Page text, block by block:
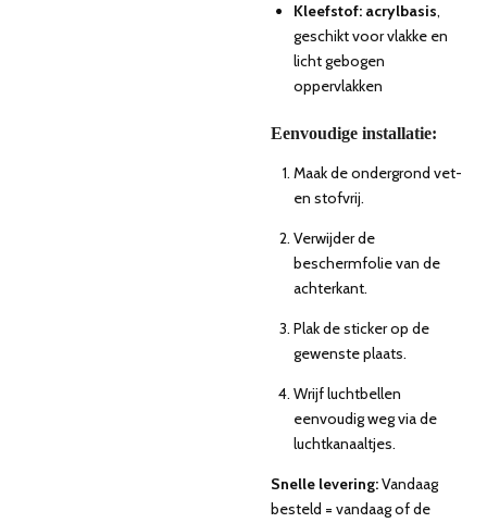
Kleefstof: acrylbasis,
geschikt voor vlakke en
licht gebogen
oppervlakken
Eenvoudige installatie:
Maak de ondergrond vet-
en stofvrij.
Verwijder de
beschermfolie van de
achterkant.
Plak de sticker op de
gewenste plaats.
Wrijf luchtbellen
eenvoudig weg via de
luchtkanaaltjes.
Snelle levering:Vandaag
besteld = vandaag of de